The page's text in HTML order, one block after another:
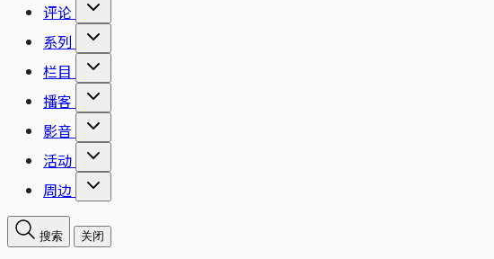
评论
系列
栏目
播客
影音
活动
周边
搜索 关闭